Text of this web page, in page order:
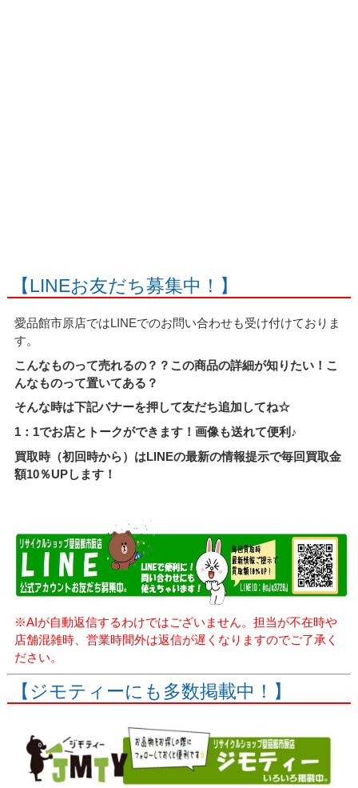
【LINEお友だち募集中！】
愛品館市原店ではLINEでのお問い合わせも受け付けておりま
す。
こんなものって売れるの？？この商品の詳細が知りたい！こ
んなものって置いてある？
そんな時は下記バナーを押して友だち追加してね☆
1：1でお店とトークができます！画像も送れて便利♪
買取時（初回時から）はLINEの最新の情報提示で毎回買取金
額10％UPします！
※AIが自動返信するわけではございません。担当が不在時や
店舗混雑時、営業時間外は返信が遅くなりますのでご了承く
ださい。
【ジモティーにも多数掲載中！】